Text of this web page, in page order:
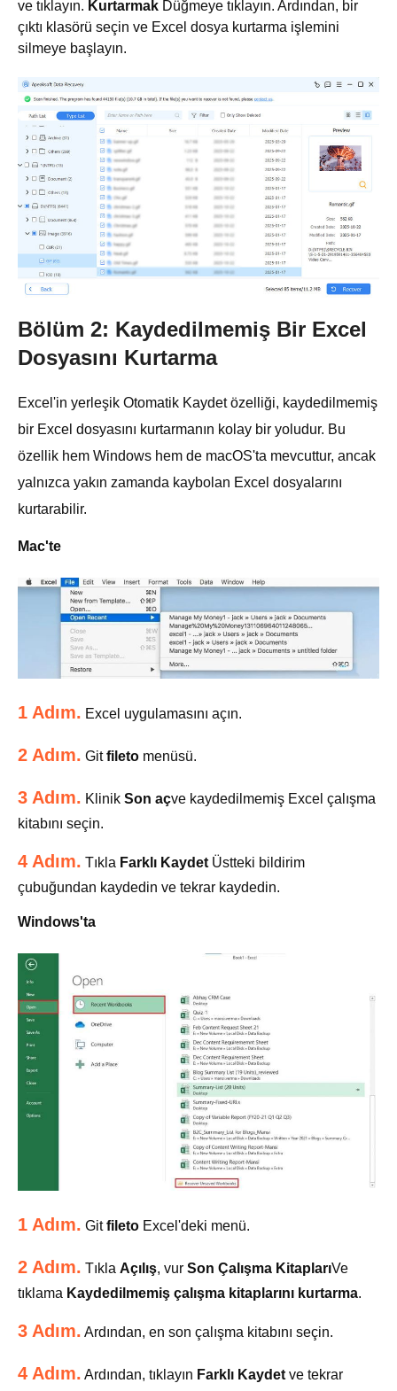
ve tıklayın. Kurtarmak Düğmeye tıklayın. Ardından, bir
çıktı klasörü seçin ve Excel dosya kurtarma işlemini
silmeye başlayın.
Bölüm 2: Kaydedilmemiş Bir Excel
Dosyasını Kurtarma
Excel'in yerleşik Otomatik Kaydet özelliği, kaydedilmemiş
bir Excel dosyasını kurtarmanın kolay bir yoludur. Bu
özellik hem Windows hem de macOS'ta mevcuttur, ancak
yalnızca yakın zamanda kaybolan Excel dosyalarını
kurtarabilir.
Mac'te
1 Adım. Excel uygulamasını açın.
2 Adım. Gitfileto menüsü.
3 Adım. Klinik Son açve kaydedilmemiş Excel çalışma
kitabını seçin.
4 Adım. Tıkla Farklı Kaydet Üstteki bildirim
çubuğundan kaydedin ve tekrar kaydedin.
Windows'ta
1 Adım. Gitfileto Excel'deki menü.
2 Adım. Tıkla Açılış, vur Son Çalışma KitaplarıVe
tıklama Kaydedilmemiş çalışma kitaplarını kurtarma.
3 Adım. Ardından, en son çalışma kitabını seçin.
4 Adım. Ardından, tıklayın Farklı Kaydet ve tekrar